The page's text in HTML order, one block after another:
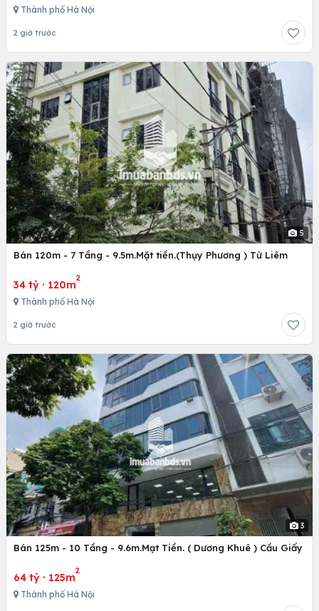
Thành phố Hà Nội
2 giờ trước
5
Bán 120m - 7 Tầng - 9.5m.Mặt tiền.(Thụy Phương ) Từ Liêm
34 tỷ · 120m
2
Thành phố Hà Nội
2 giờ trước
3
Bán 125m - 10 Tầng - 9.6m.Mạt Tiền. ( Dương Khuê ) Cầu Giấy
64 tỷ · 125m
2
Thành phố Hà Nội